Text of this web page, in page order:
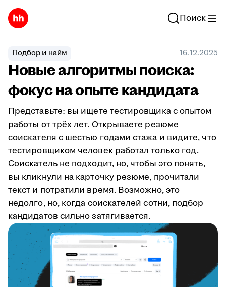
Поиск
Подбор и найм 16.12.2025
Новые алгоритмы поиска:
фокус на опыте кандидата
Представьте: вы ищете тестировщика с опытом
работы от трёх лет. Открываете резюме
соискателя с шестью годами стажа и видите, что
тестировщиком человек работал только год.
Соискатель не подходит, но, чтобы это понять,
вы кликнули на карточку резюме, прочитали
текст и потратили время. Возможно, это
недолго, но, когда соискателей сотни, подбор
кандидатов сильно затягивается.